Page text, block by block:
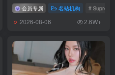
艺图语会员专属 名站机构 # Supreme
2026-08-06 2.6W+